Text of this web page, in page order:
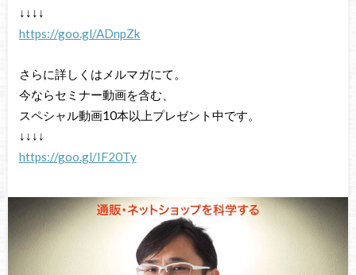
↓↓↓↓
https://goo.gl/ADnpZk
さらに詳しくはメルマガにて。
今ならセミナー動画を含む、
スペシャル動画10本以上プレゼント中です。
↓↓↓↓
https://goo.gl/IF20Ty